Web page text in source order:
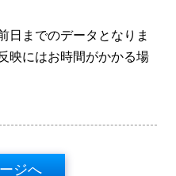
日までのデータとなりま
映にはお時間がかかる場
ジへ